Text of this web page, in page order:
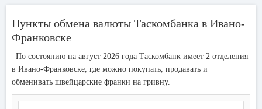
Пункты обмена валюты Таскомбанка в Ивано-
Франковске
По состоянию на август 2026 года Таскомбанк имеет 2 отделения
в Ивано-Франковске, где можно покупать, продавать и
обменивать швейцарские франки на гривну.